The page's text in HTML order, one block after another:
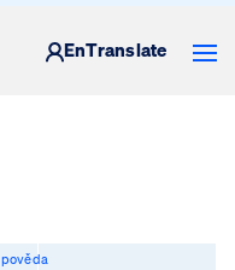
REPUBLIKY
EnTranslate